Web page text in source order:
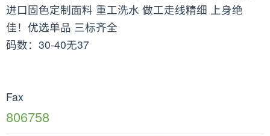
进口固色定制面料 重工洗水 做工走线精细 上身绝
佳！优选单品 三标齐全
码数：30-40无37
Fax
806758